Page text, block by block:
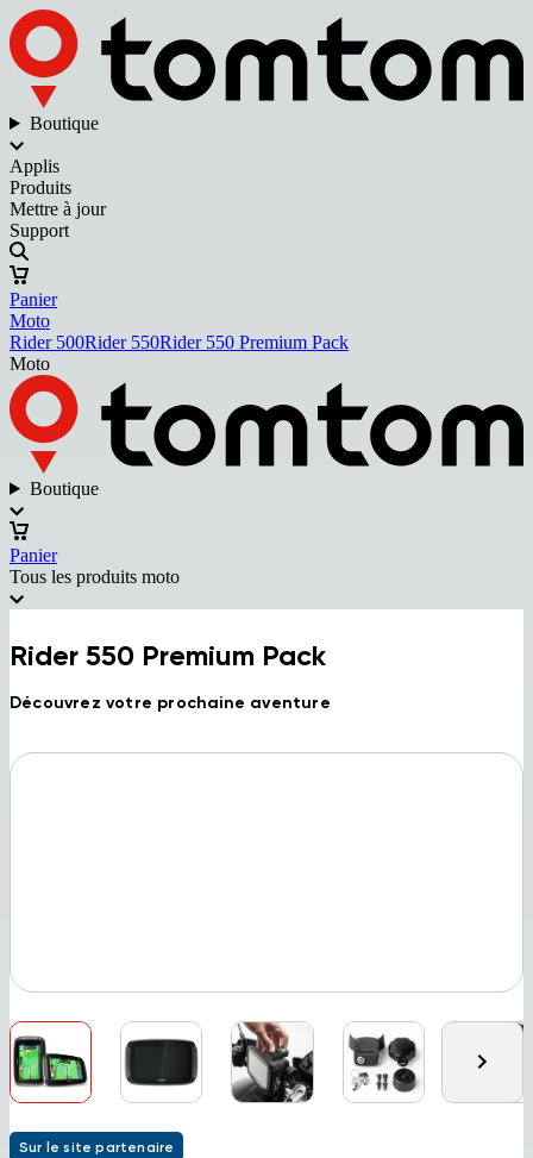
Boutique
Applis
Produits
Mettre à jour
Support
Panier
Moto
Rider 500Rider 550Rider 550 Premium Pack
Moto
Boutique
Panier
Tous les produits moto
Rider 550 Premium Pack
Découvrez votre prochaine aventure
Sur le site partenaire